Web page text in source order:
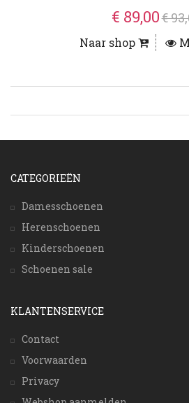
€ 89,00€
Naar shop
CATEGORIEËN
Damesschoenen
Herenschoenen
Kinderschoenen
Schoenen sale
KLANTENSERVICE
Contact
Voorwaarden
Privacy